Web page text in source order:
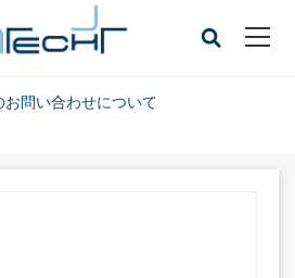
お問い合わせについて